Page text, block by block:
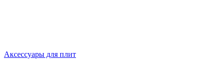
Аксессуары для плит